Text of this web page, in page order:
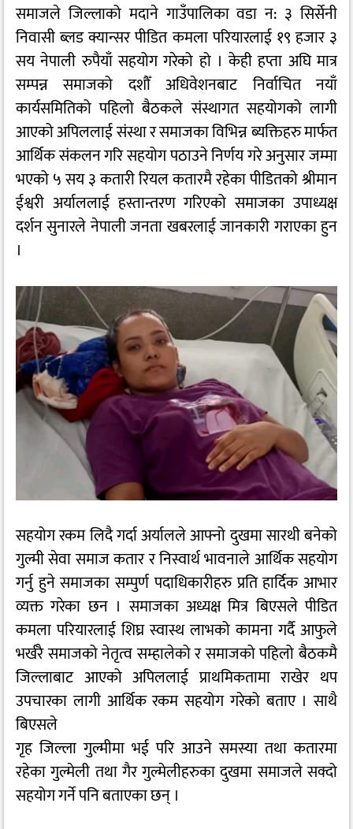
समाजले जिल्लाको मदाने गाउँपालिका वडा न: ३ सिर्सेनी
निवासी ब्लड क्यान्सर पीडित कमला परियारलाई १९ हजार ३
सय नेपाली रुपैयाँ सहयोग गरेको हो । केही हप्ता अघि मात्र
सम्पन्न समाजको दशौँ अधिवेशनबाट निर्वाचित नयाँ
कार्यसमितिको पहिलो बैठकले संस्थागत सहयोगको लागी
आएको अपिललाई संस्था र समाजका विभिन्न ब्यक्तिहरु मार्फत
आर्थिक संकलन गरि सहयोग पठाउने निर्णय गरे अनुसार जम्मा
भएको ५ सय ३ कतारी रियल कतारमै रहेका पीडितको श्रीमान
ईश्वरी अर्याललाई हस्तान्तरण गरिएको समाजका उपाध्यक्ष
दर्शन सुनारले नेपाली जनता खबरलाई जानकारी गराएका हुन
।
सहयोग रकम लिदै गर्दा अर्यालले आफ्नो दुखमा सारथी बनेको
गुल्मी सेवा समाज कतार र निस्वार्थ भावनाले आर्थिक सहयोग
गर्नु हुने समाजका सम्पुर्ण पदाधिकारीहरु प्रति हार्दिक आभार
व्यक्त गरेका छन । समाजका अध्यक्ष मित्र बिएसले पीडित
कमला परियारलाई शिघ्र स्वास्थ लाभको कामना गर्दै आफुले
भर्खरै समाजको नेतृत्व सम्हालेको र समाजको पहिलो बैठकमै
जिल्लाबाट आएको अपिललाई प्राथमिकतामा राखेर थप
उपचारका लागी आर्थिक रकम सहयोग गरेको बताए । साथै
बिएसले
गृह जिल्ला गुल्मीमा भई परि आउने समस्या तथा कतारमा
रहेका गुल्मेली तथा गैर गुल्मेलीहरुका दुखमा समाजले सक्दो
सहयोग गर्ने पनि बताएका छन् ।